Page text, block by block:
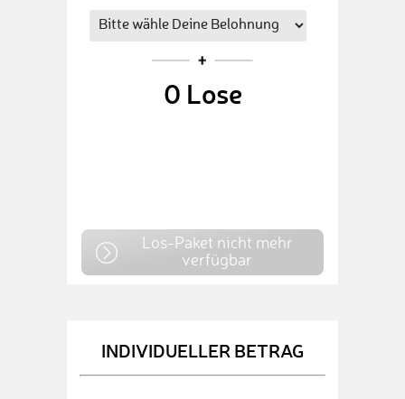
0 Lose
Los-Paket nicht mehr
verfügbar
INDIVIDUELLER BETRAG